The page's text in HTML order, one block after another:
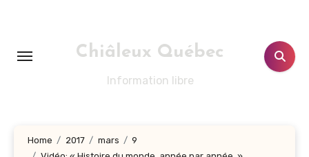
Chiâleux Québec
Information libre
Home 2017 mars
9